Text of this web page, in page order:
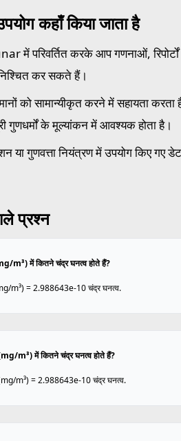
कहाँ किया जाता है
में परिवर्तित करके आप गणनाओं, रिपोर्टों
कर सकते हैं।
को सामान्यीकृत करने में सहायता करता
गुणधर्मों के मूल्यांकन में आवश्यक होता है।
या गुणवत्ता नियंत्रण में उपयोग किए गए
प्रश्न
m³) में कितने चंद्र घनत्व होते हैं?
m³) = 2.988643e-10 चंद्र घनत्व.
(mg/m³) में कितने चंद्र घनत्व होते हैं?
(mg/m³) = 2.988643e-10 चंद्र घनत्व.